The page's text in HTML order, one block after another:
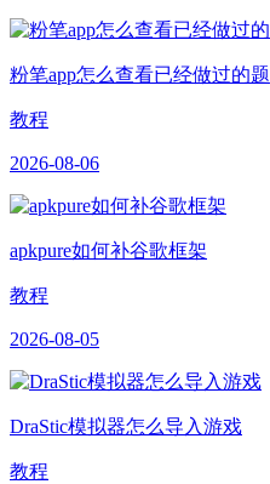
粉笔app怎么查看已经做过的题
教程
2026-08-06
apkpure如何补谷歌框架
教程
2026-08-05
DraStic模拟器怎么导入游戏
教程